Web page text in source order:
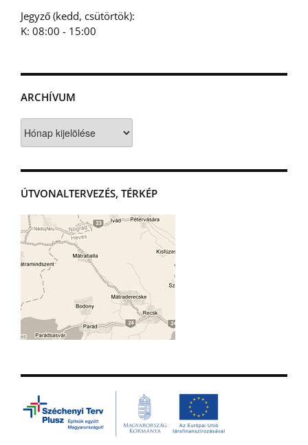
Jegyző (kedd, csütörtök):
K: 08:00 - 15:00
ARCHÍVUM
ÚTVONALTERVEZÉS, TÉRKÉP